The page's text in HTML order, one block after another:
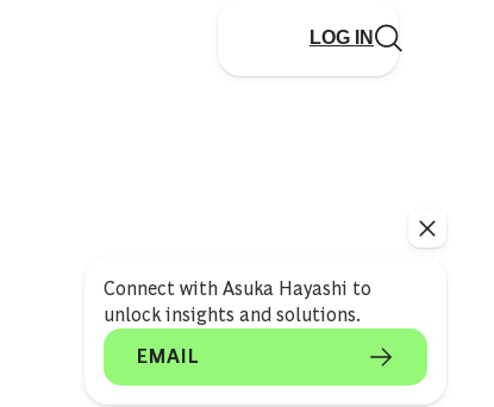
LOG IN
Connect with Asuka Hayashi to
unlock insights and solutions.
EMAIL